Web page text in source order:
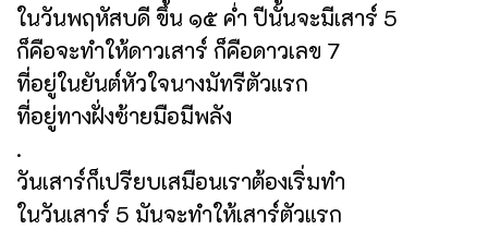
ในวันพฤหัสบดี ขึ้น ๑๕ ค่ำ ปีนั้นจะมีเสาร์ 5
ก็คือจะทำให้ดาวเสาร์ ก็คือดาวเลข 7
ที่อยู่ในยันต์หัวใจนางมัทรีตัวแรก
ที่อยู่ทางฝั่งซ้ายมือมีพลัง
.
วันเสาร์ก็เปรียบเสมือนเราต้องเริ่มทำ
ในวันเสาร์ 5 มันจะทำให้เสาร์ตัวแรก